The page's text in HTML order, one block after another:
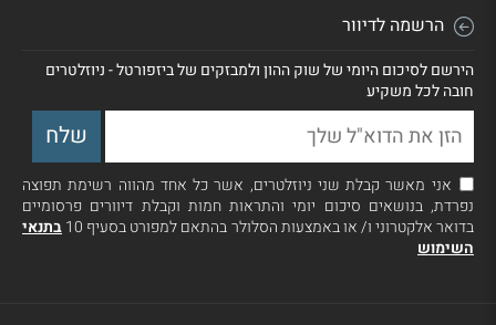
הרשמה לדיוור
הירשם לסיכום היומי של שוק ההון ולמבזקים של ביזפורטל - ניוזלטרים
חובה לכל משקיע
אני מאשר קבלת שני ניוזלטרים, אשר כל אחד מהווה רשימת תפוצה
נפרדת, בנושאים סיכום יומי והתראות חמות וקבלת דיוורים פרסומיים
בדואר אלקטרוני ו/ או באמצעות הסלולר בהתאם למפורט בסעיף 10
בתנאי
השימוש